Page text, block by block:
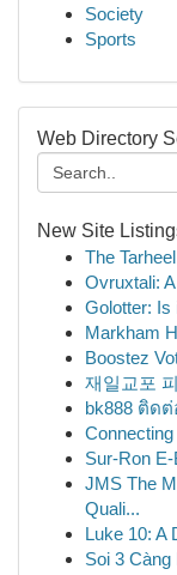
Society
Sports
Web Directory
New Site
The
Ovruxtali:
Golotter: Is
Markham
Boostez
재일교포
bk888 ติด
Sur-Ron
JMS The
Quali...
Luke 10: A
Soi 3